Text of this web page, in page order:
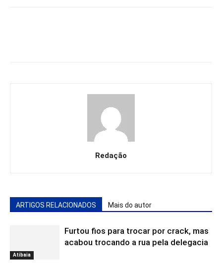
Redação
ARTIGOS RELACIONADOS Mais do autor
Atibaia
Furtou fios para trocar por crack, mas
acabou trocando a rua pela delegacia